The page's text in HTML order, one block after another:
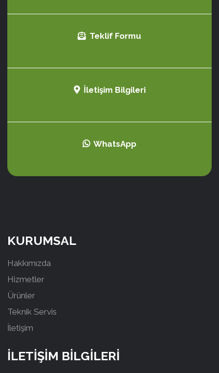
Teklif Formu
İletişim Bilgileri
WhatsApp
KURUMSAL
Hakkımızda
Hizmetler
Ürünler
Teknik Servis
İletişim
İLETİŞİM BİLGİLERİ